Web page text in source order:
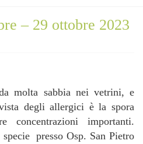
– 29 ottobre 2023
molta sabbia nei vetrini, e
degli allergici è la spora
concentrazioni importanti.
presso Osp. San Pietro